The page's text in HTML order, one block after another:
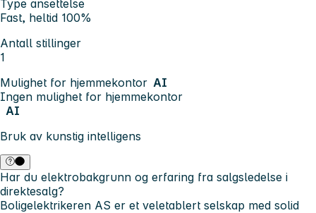
Type ansettelse
Fast, heltid 100%
Antall stillinger
1
Mulighet for hjemmekontor AI
Ingen mulighet for hjemmekontor
AI
Bruk av kunstig intelligens
Har du elektrobakgrunn og erfaring fra salgsledelse i
direktesalg?
Boligelektrikeren AS er et veletablert selskap med solid